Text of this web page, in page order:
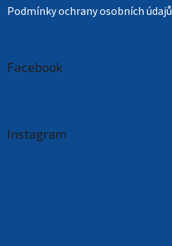
Podmínky ochrany osobních údajů
Facebook
Instagram